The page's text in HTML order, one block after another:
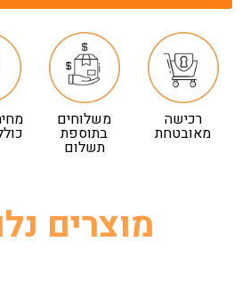
רכישה
מאובטחת
משלוחים
בתוספת
תשלום
מוצרים